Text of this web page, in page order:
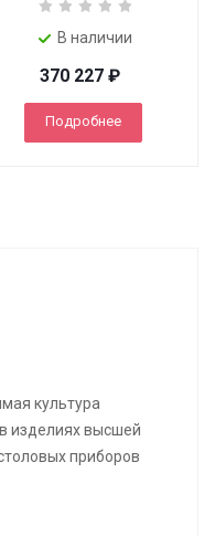
В наличии
370 227₽
Подробнее
культура
изделиях высшей
приборов